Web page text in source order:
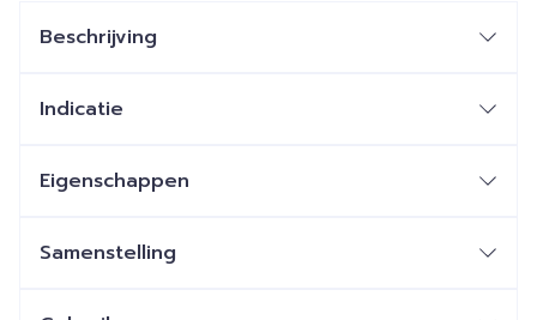
Beschrijving
Indicatie
Eigenschappen
Ze benaderen sterk een FIJNE STADSKOUS.
steun.
Samenstelling